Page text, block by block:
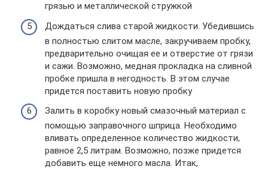
грязью и металлической стружкой
Дождаться слива старой жидкости. Убедившись
в полностью слитом масле, закручиваем пробку,
предварительно очищая ее и отверстие от грязи
и сажи. Возможно, медная прокладка на сливной
пробке пришла в негодность. В этом случае
придется поставить новую пробку
Залить в коробку новый смазочный материал с
помощью заправочного шприца. Необходимо
вливать определенное количество жидкости,
равное 2,5 литрам. Возможно, позже придется
добавить еще немного масла. Итак,